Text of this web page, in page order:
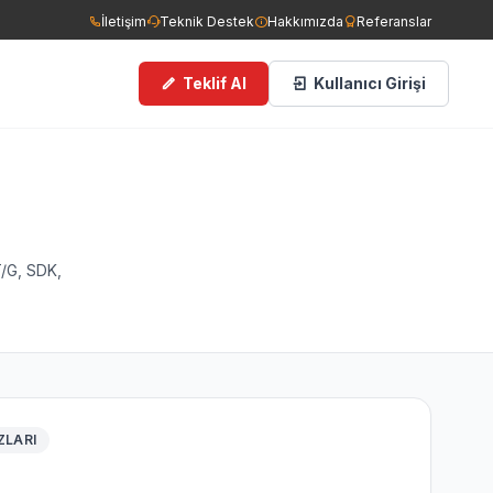
İletişim Teknik Destek Hakkımızda Referanslar
Teklif Al Kullanıcı Girişi
SDK,